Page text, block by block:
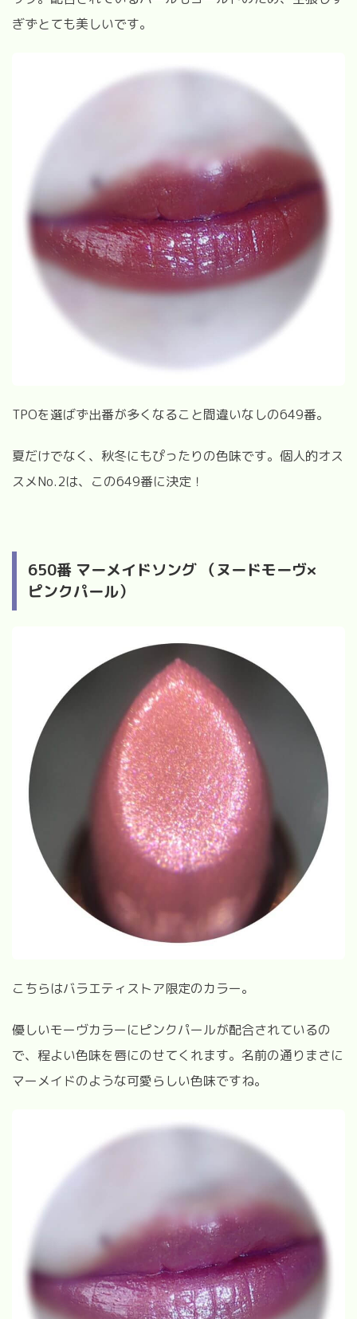
ぎずとても美しいです。
TPOを選ばず出番が多くなること間違いなしの649番。
夏だけでなく、秋冬にもぴったりの色味です。個人的オス
スメNo.2は、この649番に決定！
650番 マーメイドソング （ヌードモーヴ×
ピンクパール）
こちらはバラエティストア限定のカラー。
優しいモーヴカラーにピンクパールが配合されているの
で、程よい色味を唇にのせてくれます。名前の通りまさに
マーメイドのような可愛らしい色味ですね。